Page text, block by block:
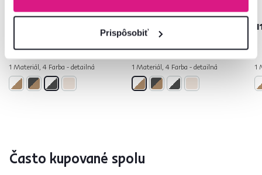
Prispôsobiť
1 Materiál, 4 Farba - detailná
119 €
1 Materiál, 4 Farba - detailná 1
Často kupované spolu